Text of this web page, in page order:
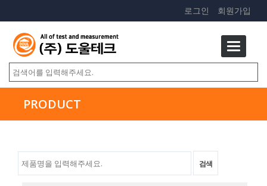
회원가입
로그인
PRODUCT
검색